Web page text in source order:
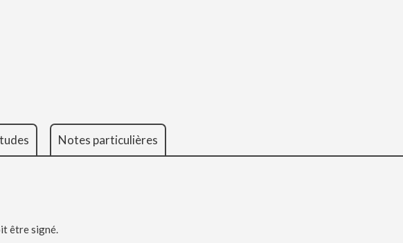
Notes particulières
être signé.